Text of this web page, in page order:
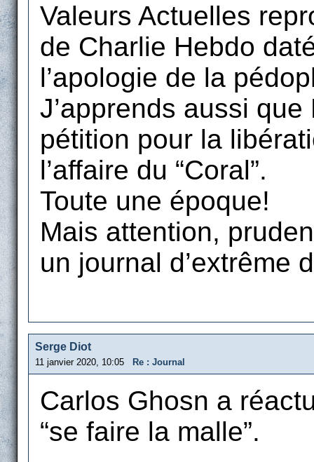
Valeurs Actuelles
de Charlie Hebdo
l’apologie de la
J’apprends aussi
pétition pour la
l’affaire du “Coral”.
Toute une époque!
Mais attention,
un journal d’extrême
Serge Diot
11 janvier 2020, 10:05 Re : Journal
Carlos Ghosn a
“se faire la malle”.